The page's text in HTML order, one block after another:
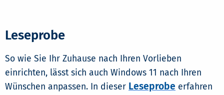
Leseprobe
So wie Sie Ihr Zuhause nach Ihren Vorlieben
einrichten, lässt sich auch Windows 11 nach Ihren
Wünschen anpassen. In dieser Leseprobe erfahren